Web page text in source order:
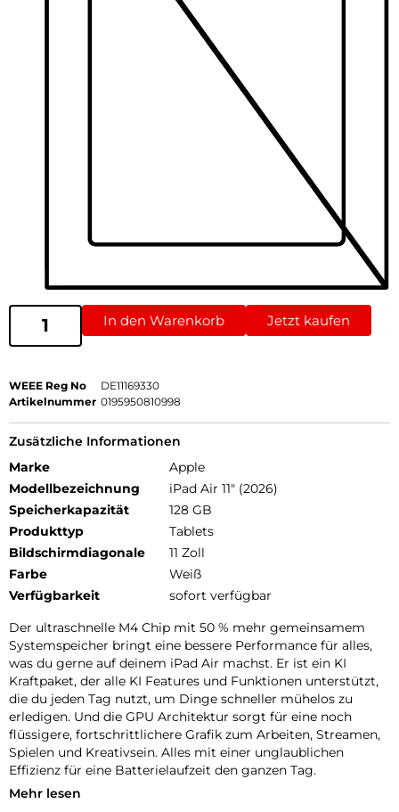
In den Warenkorb Jetzt kaufen
WEEE Reg No
DE11169330
Artikelnummer 0195950810998
Zusätzliche Informationen
Marke
Apple
Modellbezeichnung
iPad Air 11" (2026)
Speicherkapazität
128 GB
Produkttyp
Tablets
Bildschirmdiagonale
11 Zoll
Farbe
Weiß
Verfügbarkeit
sofort verfügbar
Der ultraschnelle M4 Chip mit 50 % mehr gemeinsamem
Systemspeicher bringt eine bessere Performance für alles,
was du gerne auf deinem iPad Air machst. Er ist ein KI
Kraftpaket, der alle KI Features und Funktionen unterstützt,
die du jeden Tag nutzt, um Dinge schneller mühelos zu
erledigen. Und die GPU Architektur sorgt für eine noch
flüssigere, fortschrittlichere Grafik zum Arbeiten, Streamen,
Spielen und Kreativsein. Alles mit einer unglaublichen
Effizienz für eine Batterielaufzeit den ganzen Tag.
iPadOS 26 kommt mit Liquid Glass, einem beeindruckenden
Mehr lesen